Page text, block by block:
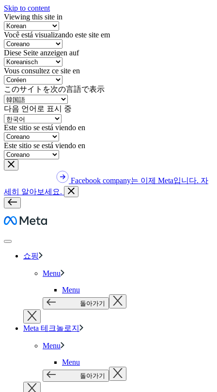
Skip to content
Viewing this site in
Você está visualizando este site em
Diese Seite anzeigen auf
Vous consultez ce site en
このサイトを次の言語で表示
다음 언어로 표시 중
Este sitio se está viendo en
Este sitio se está viendo en
Facebook company는 이제 Meta입니다. 자
세히 알아보세요.
Meta
쇼핑
Menu
Menu
돌아가기
Meta 테크놀로지
Menu
Menu
돌아가기